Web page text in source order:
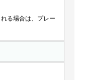
る場合は、プレー